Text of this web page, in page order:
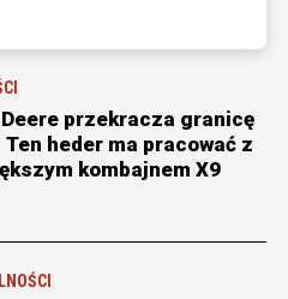
przekracza granicę
Ten heder ma pracować z
kombajnem X9